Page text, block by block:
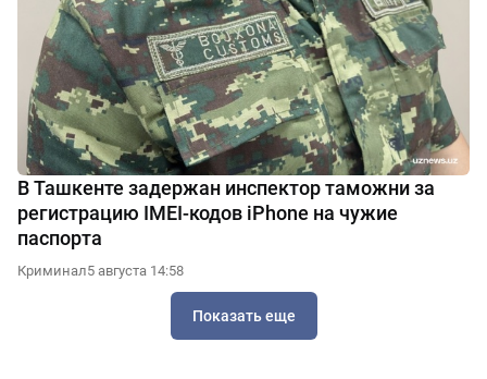
В Ташкенте задержан инспектор таможни за
регистрацию IMEI-кодов iPhone на чужие
паспорта
Криминал5 августа 14:58
Показать еще